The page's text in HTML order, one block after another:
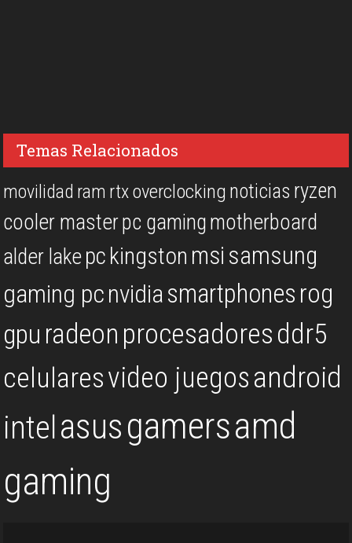
Temas Relacionados
movilidad ram rtxoverclocking noticias ryzen
cooler masterpc gamingmotherboard
alder lakepc kingston msi samsung
gaming pcnvidiasmartphones rog
gpu radeon procesadoresddr5
celularesvideo juegosandroid
intelasusgamersamd
gaming